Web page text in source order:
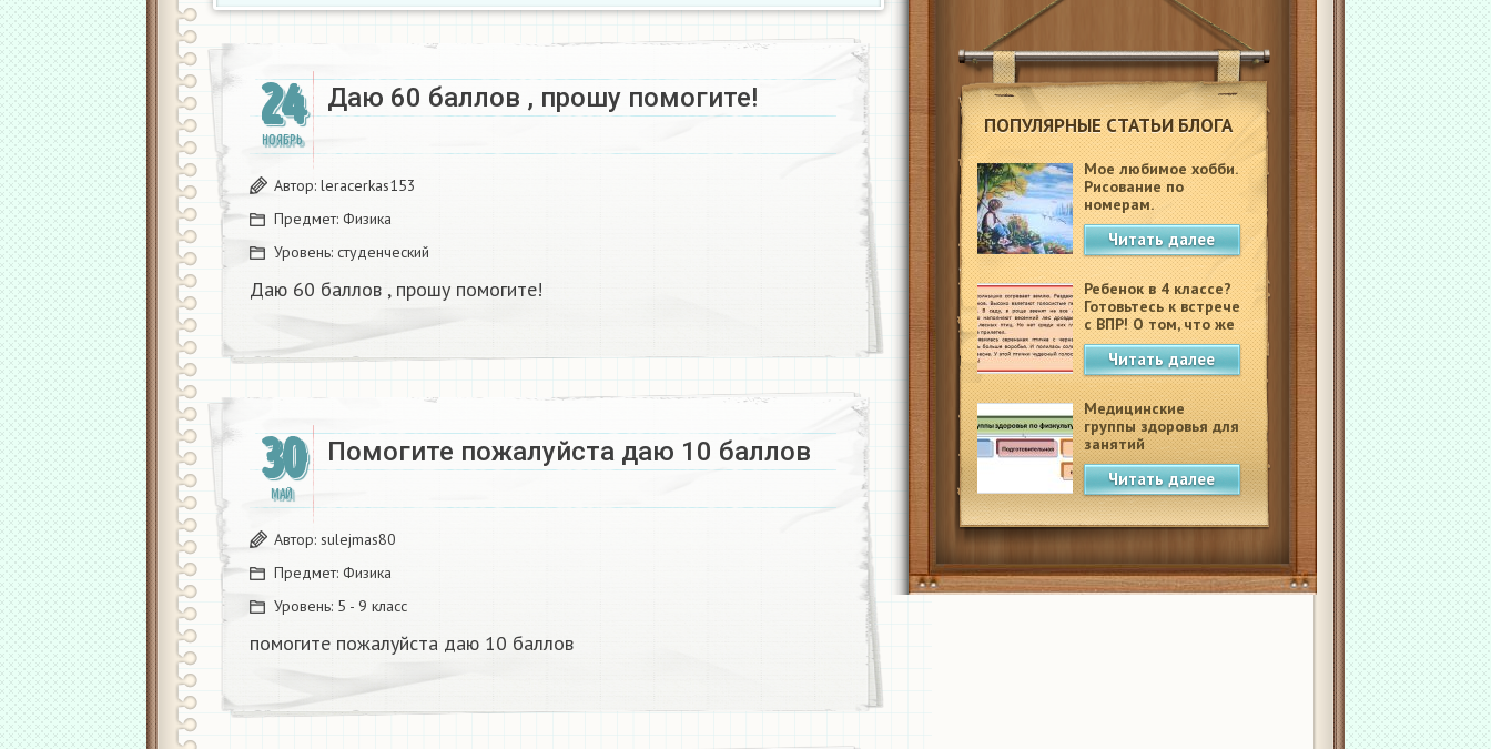
ПОПУЛЯРНЫЕ СТАТЬИ БЛОГА
Мое любимое хобби.
Рисование по
номерам.
Читать далее
Ребенок в 4 классе?
Готовьтесь к встрече
с ВПР! О том, что же
это такое.
Читать далее
Медицинские
группы здоровья для
занятий
физкультурой в
школеЧитать далее
24
НОЯБРЬ
Даю 60 баллов , прошу помогите!
Автор: leracerkas153
Предмет: Физика
Уровень: студенческий
Даю 60 баллов , прошу помогите!
30
МАЙ
Помогите пожалуйста даю 10 баллов ​
Автор: sulejmas80
Предмет: Физика
Уровень: 5 - 9 класс
помогите пожалуйста даю 10 баллов ​